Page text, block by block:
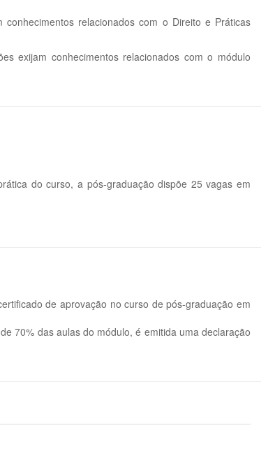
relacionados com o Direito e Práticas
exijam conhecimentos relacionados com o módulo
do curso, a pós-graduação dispõe 25 vagas em
de aprovação no curso de pós-graduação em
70% das aulas do módulo, é emitida uma declaração